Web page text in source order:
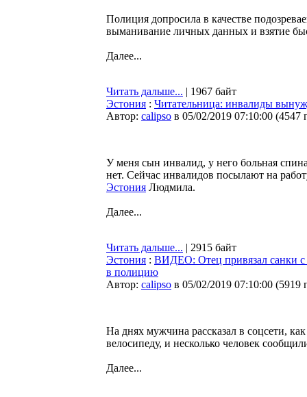
Полиция допросила в качестве
выманивание личных данных и взятие
Далее...
Читать дальше... | 1967 байт
Эстония : Читательница: инвалиды
Автор: calipso в 05/02/2019 07:10:00 (4547
У меня сын инвалид, у него больная
нет. Сейчас инвалидов посылают на
Эстония Людмила.
Далее...
Читать дальше... | 2915 байт
Эстония : ВИДЕО: Отец привязал санки с
в полицию
Автор: calipso в 05/02/2019 07:10:00 (5919
На днях мужчина рассказал в соцсети,
велосипеду, и несколько человек
Далее...